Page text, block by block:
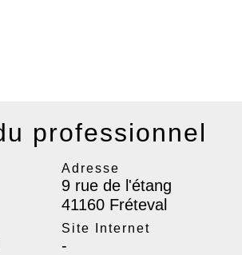
professionnel
Adresse
9 rue de l'étang
41160 Fréteval
Site Internet
-